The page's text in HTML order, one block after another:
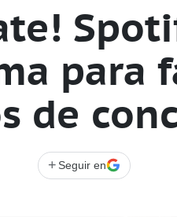
para
de
+ Seguir en